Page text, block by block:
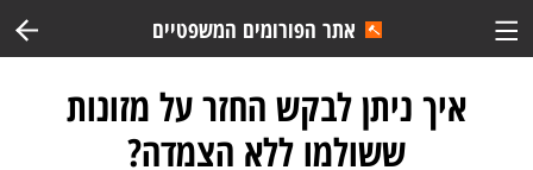
אתר הפורומים המשפטיים
איך ניתן לבקש החזר על מזונות
ששולמו ללא הצמדה?